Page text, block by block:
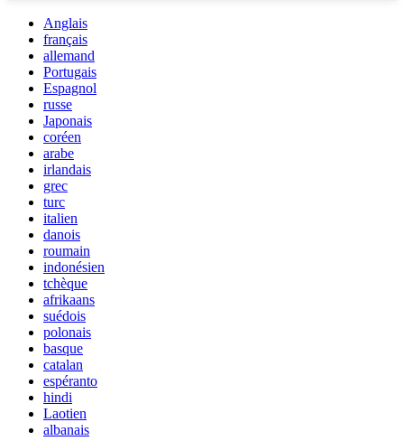
Anglais
français
allemand
Portugais
Espagnol
russe
Japonais
coréen
arabe
irlandais
grec
turc
italien
danois
roumain
indonésien
tchèque
afrikaans
suédois
polonais
basque
catalan
espéranto
hindi
Laotien
albanais